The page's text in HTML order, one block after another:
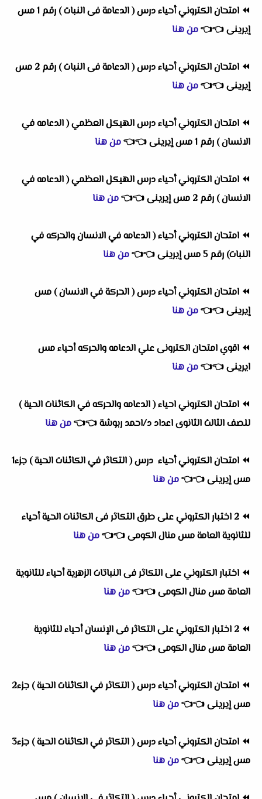
⏪
امتحان الكتروني أحياء درس ( الدعامة فى النبات ) رقم 1 مس
إيرينى👈
👈من هنا
⏪
امتحان الكتروني أحياء درس ( الدعامة فى النبات ) رقم 2 مس
إيرينى👈
👈من هنا
⏪ امتحان الكتروني أحياء درس الهيكل العظمي ( الدعامه في
الانسان ) رقم 1 مس إيرينى
👈
👈من هنا
⏪ امتحان الكتروني أحياء درس الهيكل العظمي ( الدعامه في
الانسان ) رقم 2 مس إيرينى
👈
👈من هنا
⏪ امتحان الكتروني أحياء ( الدعامه في الانسان والحركه في
النبات) رقم 5 مس إيرينى
👈
👈من هنا
⏪ امتحان الكتروني أحياء درس ( الحركة في الانسان ) مس
إيرينى👈
👈من هنا
⏪ اقوي امتحان الكترونى علي الدعامه والحركه أحياء مس
ايرينى👈
👈من هنا
⏪ امتحان الكتروني احياء ( الدعامه والحركه في الكائنات الحية )
للصف الثالث الثانوى اعداد د/احمد ربوشة👈
👈من هنا
⏪
امتحان الكتروني أحياء درس ( التكاثر في الكائنات الحية ) جزء1
مس إيرينى👈
👈من هنا
⏪
2 اختبار الكتروني على طرق التكاثر فى الكائنات الحية أحياء
للثانوية العامة مس منال الكومى👈
👈من هنا
⏪ اختبار الكتروني على التكاثر فى النباتات الزهرية أحياء للثانوية
العامة مس منال الكومى👈
👈من هنا
⏪
2 اختبار الكتروني على التكاثر فى الإنسان أحياء للثانوية
العامة مس منال الكومى👈
👈من هنا
⏪
امتحان الكتروني أحياء درس ( التكاثر في الكائنات الحية ) جزء2
مس إيرينى👈
👈من هنا
⏪
امتحان الكتروني أحياء درس ( التكاثر في الكائنات الحية ) جزء3
مس إيرينى👈
👈من هنا